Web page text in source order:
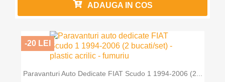
ADAUGA IN COS
Paravanturi Auto Dedicate FIAT Scudo 1 1994-2006 (2...
-20 LEI